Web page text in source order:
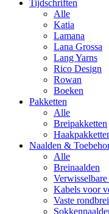
Tijdschriften
Alle
Katia
Lamana
Lana Grossa
Lang Yarns
Rico Design
Rowan
Boeken
Pakketten
Alle
Breipakketten
Naalden &
Alle
Breinaalden
Kabels voor
Vaste